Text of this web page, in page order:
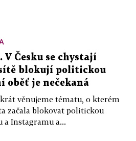
V Česku se chystají
blokují politickou
oběť je nečekaná
věnujeme tématu, o kterém
začala blokovat politickou
a Instagramu a...